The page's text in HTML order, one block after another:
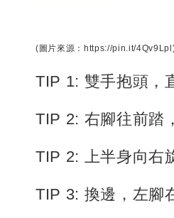
(圖片來源：https://pin.it/
TIP 1: 雙手抱頭，
TIP 2: 右腳往前踏
TIP 2: 上半身向右
TIP 3: 換邊，左腳